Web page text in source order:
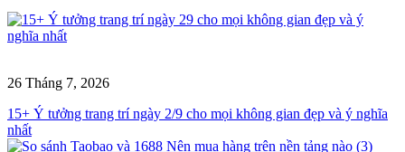
26 Tháng 7, 2026
15+ Ý tưởng trang trí ngày 2/9 cho mọi không gian đẹp và ý nghĩa
nhất